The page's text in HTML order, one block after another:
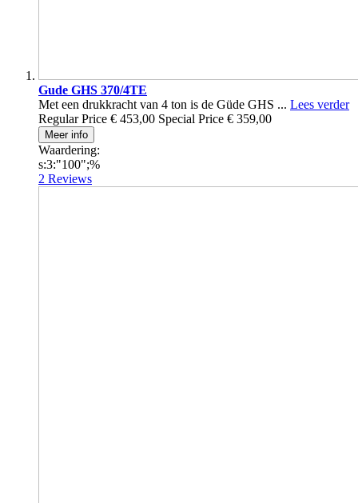
Gude GHS 370/4TE
Met een drukkracht van 4 ton is de Güde GHS ... Lees verder
Regular Price € 453,00 Special Price € 359,00
Meer info
Waardering:
s:3:"100";%
2 Reviews